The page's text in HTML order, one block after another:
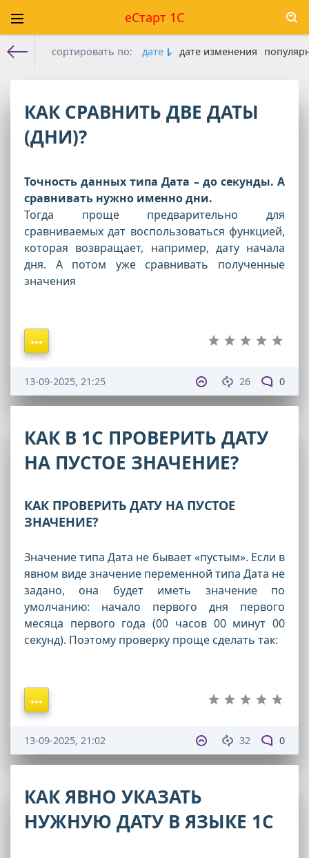
еСтарт 1С
сортировать по: дате дате изменения
КАК СРАВНИТЬ ДВЕ ДАТЫ
(ДНИ)?
Точность данных типа Дата – до секунды. А
сравнивать нужно именно дни.
Тогда проще предварительно для
сравниваемых дат воспользоваться функцией,
которая возвращает, например, дату начала
дня. А потом уже сравнивать полученные
значения
26 0
13-09-2025, 21:25
КАК В 1С ПРОВЕРИТЬ ДАТУ
НА ПУСТОЕ ЗНАЧЕНИЕ?
КАК ПРОВЕРИТЬ ДАТУ НА ПУСТОЕ
ЗНАЧЕНИЕ?
Значение типа Дата не бывает «пустым». Если в
явном виде значение переменной типа Дата не
задано, она будет иметь значение по
умолчанию: начало первого дня первого
месяца первого года (00 часов 00 минут 00
секунд). Поэтому проверку проще сделать так:
32 0
13-09-2025, 21:02
КАК ЯВНО УКАЗАТЬ
НУЖНУЮ ДАТУ В ЯЗЫКЕ 1С